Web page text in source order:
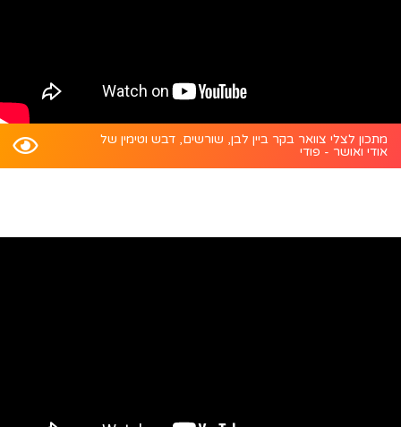
מתכון לצלי צוואר בקר ביין לבן, שורשים, דבש וטימין של
אודי ואושר - פודי